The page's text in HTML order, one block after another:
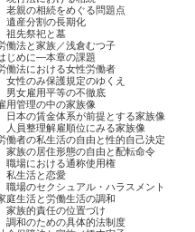
相続をめぐる問題点
分割の長期化
祭祀と墓
法と家族／浅倉むつ子
に―本章の課題
における女性労働者
み保護規定のゆくえ
雇用平等の不徹底
理の中の家族像
賃金体系が前提とする家族像
理解雇順位にみる家族像
の私生活の自由と性的自己決定
居住形態の自由と配転命令
における通称使用権
活と恋愛
セクシュアル・ハラスメント
活と労働生活の調和
的責任の位置づけ
のための具体的法制度